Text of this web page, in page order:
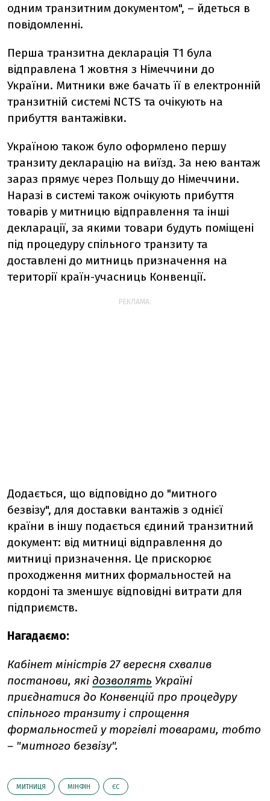
одним транзитним документом", – йдеться в
повідомленні.
Перша транзитна декларація Т1 була
відправлена 1 жовтня з Німеччини до
України. Митники вже бачать її в електронній
транзитній системі NCTS та очікують на
прибуття вантажівки.
Україною також було оформлено першу
транзиту декларацію на виїзд. За нею вантаж
зараз прямує через Польщу до Німеччини.
Наразі в системі також очікують прибуття
товарів у митницю відправлення та інші
декларації, за якими товари будуть поміщені
під процедуру спільного транзиту та
доставлені до митниць призначення на
території країн-учасниць Конвенції.
РЕКЛАМА:
Додається, що відповідно до "митного
безвізу", для доставки вантажів з однієї
країни в іншу подається єдиний транзитний
документ: від митниці відправлення до
митниці призначення. Це прискорює
проходження митних формальностей на
кордоні та зменшує відповідні витрати для
підприємств.
Нагадаємо:
Кабінет міністрів 27 вересня схвалив
постанови, які дозволять Україні
приєднатися до Конвенцій про процедуру
спільного транзиту і спрощення
формальностей у торгівлі товарами, тобто
– "митного безвізу".
МИТНИЦЯ МІНФІН ЄС